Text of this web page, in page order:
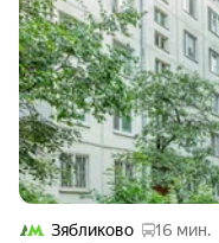
Зябликово
16 мин.